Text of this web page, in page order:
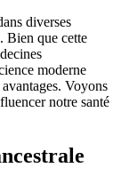
diverses
Bien que cette
moderne
Voyons
notre santé